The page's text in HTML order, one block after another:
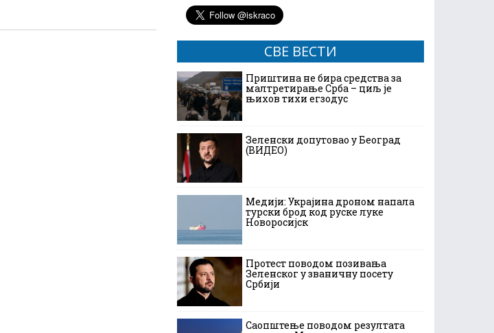
СВЕ ВЕСТИ
Приштина не бира средства за
малтретирање Срба – циљ је
њихов тихи егзодус
Зеленски допутовао у Београд
(ВИДЕО)
Медији: Украјина дроном напала
турски брод код руске луке
Новоросијск
Протест поводом позивања
Зеленског у званичну посету
Србији
Саопштење поводом резултата